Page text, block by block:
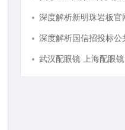
武汉配眼镜 上海配眼镜